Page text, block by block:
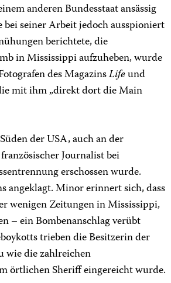
anderen Bundesstaat ansässig
seiner Arbeit jedoch ausspioniert
berichtete, die
in Mississippi aufzuheben, wurde
des MagazinsLifeund
mit ihm „direkt dort die Main
der USA, auch an der
Journalist bei
erschossen wurde.
angeklagt. Minor erinnert sich, dass
wenigen Zeitungen in Mississippi,
– ein Bombenanschlag verübt
trieben die Besitzerin der
wie die zahlreichen
örtlichen Sheriff eingereicht wurde.